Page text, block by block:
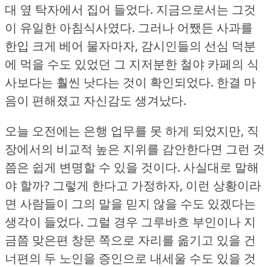
대 옆 탁자에서 집어 들었다. 지금으로서는 그것
이 유일한 아침식사였다. 그러나 어쨌든 사과를
한입 크게 베어 물자마자, 감시인들의 선심 덕분
에 먹을 수도 있었던 그 지저분한 철야 카페의 식
사보다는 훨씬 낫다는 것이 확인되었다. 한결 마
음이 편해졌고 자신감도 생겨났다.
오늘 오전에는 은행 업무를 못 하게 되었지만, 직
장에서의 비교적 높은 지위를 감안한다면 그런 것
쯤은 쉽게 변명할 수 있을 것이다. 사실대로 말해
야 할까? 그렇게 한다고 가정하자, 이런 상황이라
면 사람들이 그의 말을 믿지 않을 수도 있겠다는
생각이 들었다. 그럴 경우 그루바흐 부인이나 지
금쯤 맞은편 창문 쪽으로 자리를 옮기고 있을 건
너편의 두 노인을 증인으로 내세울 수도 있을 것